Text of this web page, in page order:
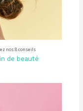
nos 8 conseils
de beauté